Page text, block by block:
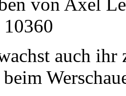
auch ihr